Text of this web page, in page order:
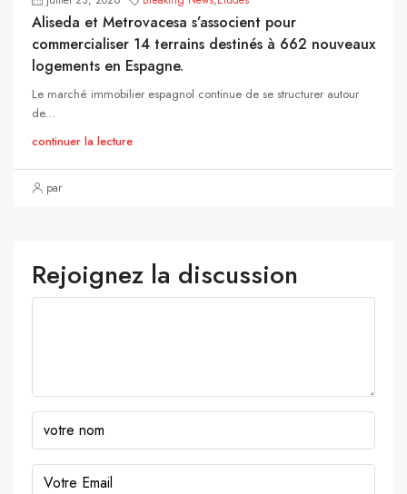
Aliseda et Metrovacesa s’associent pour
commercialiser 14 terrains destinés à 662 nouveaux
logements en Espagne.
Le marché immobilier espagnol continue de se structurer autour
de...
continuer la lecture
par
Rejoignez la discussion